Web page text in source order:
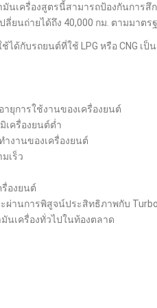
เครื่องสูตรนี้สามารถป้องกันการ
ยนถ่ายได้ถึง 40,000 กม. ตามมาตร
ด้กับรถยนต์ที่ใช้ LPG หรือ CNG เป็น
ยุการใช้งานของเครื่องยนต์
เครื่องยนต์ต่ำ
งานของเครื่องยนต์
เร็ว
องยนต์
ผ่านการพิสูจน์ประสิทธิภาพกับ
นเครื่องทั่วไปในท้องตลาด